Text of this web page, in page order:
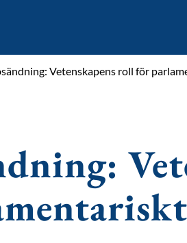
Vetenskapens roll för